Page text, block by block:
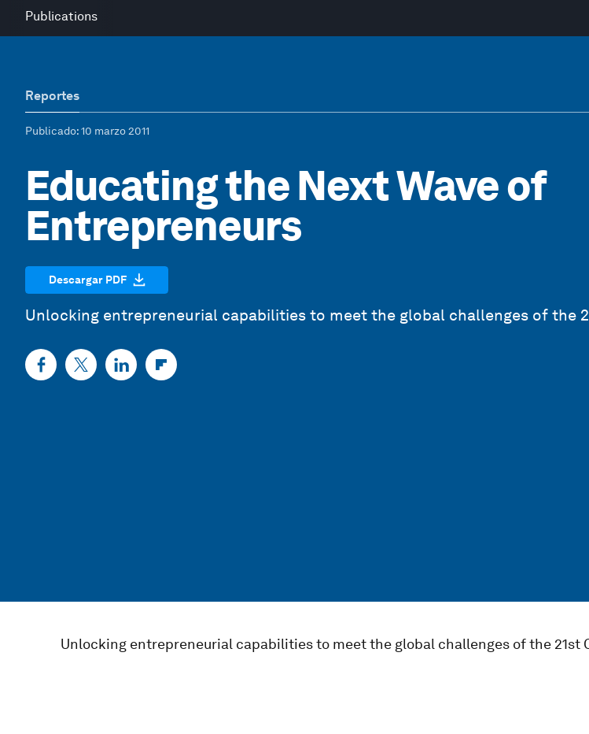
Publications
Reportes
Publicado: 10 marzo 2011
Educating the Next Wave of
Entrepreneurs
Descargar PDF
Unlocking entrepreneurial capabilities to meet the global challenges of the
Unlocking entrepreneurial capabilities to meet the global challenges of the 21st